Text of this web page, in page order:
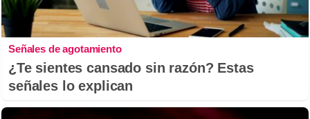
Señales de agotamiento
¿Te sientes cansado sin razón? Estas
señales lo explican